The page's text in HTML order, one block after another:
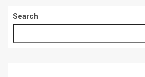
Search